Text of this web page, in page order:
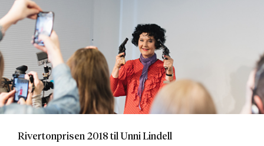
Rivertonprisen 2018 til Unni Lindell